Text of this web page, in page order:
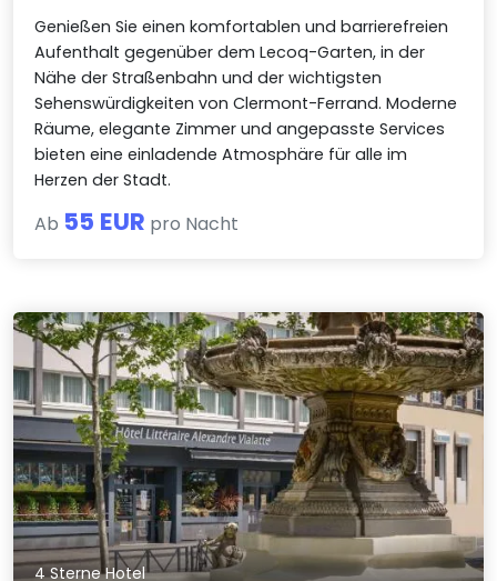
Genießen Sie einen komfortablen und barrierefreien
Aufenthalt gegenüber dem Lecoq-Garten, in der
Nähe der Straßenbahn und der wichtigsten
Sehenswürdigkeiten von Clermont-Ferrand. Moderne
Räume, elegante Zimmer und angepasste Services
bieten eine einladende Atmosphäre für alle im
Herzen der Stadt.
Ab 55 EUR pro Nacht
4 Sterne Hotel